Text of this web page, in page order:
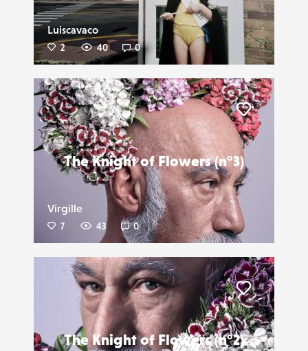
Luiscavaco
2 40 0
The Knight of Flowers (n°3)
Virgille
7 43 0
The Knight of Flowers (n°2)
Liker